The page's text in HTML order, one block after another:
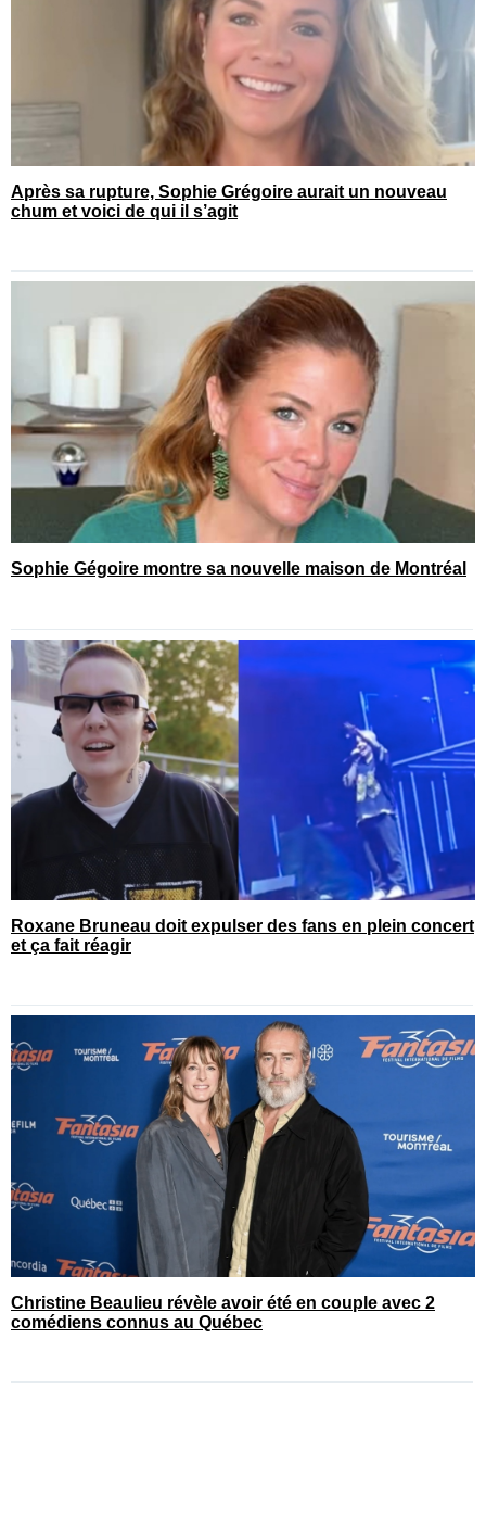
Après sa rupture, Sophie Grégoire aurait un nouveau
chum et voici de qui il s’agit
Sophie Gégoire montre sa nouvelle maison de Montréal
Roxane Bruneau doit expulser des fans en plein concert
et ça fait réagir
Christine Beaulieu révèle avoir été en couple avec 2
comédiens connus au Québec